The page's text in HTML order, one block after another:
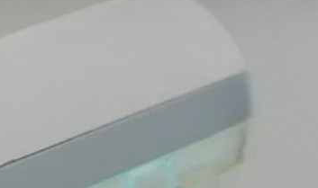
CAPILARES
ÍNTIMOS